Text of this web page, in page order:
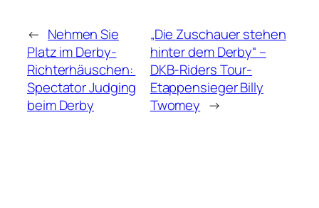
← Nehmen Sie
Platz im Derby-
Richterhäuschen:
Spectator Judging
beim Derby
„Die Zuschauer stehen
hinter dem Derby“ –
DKB-Riders Tour-
Etappensieger Billy
Twomey →